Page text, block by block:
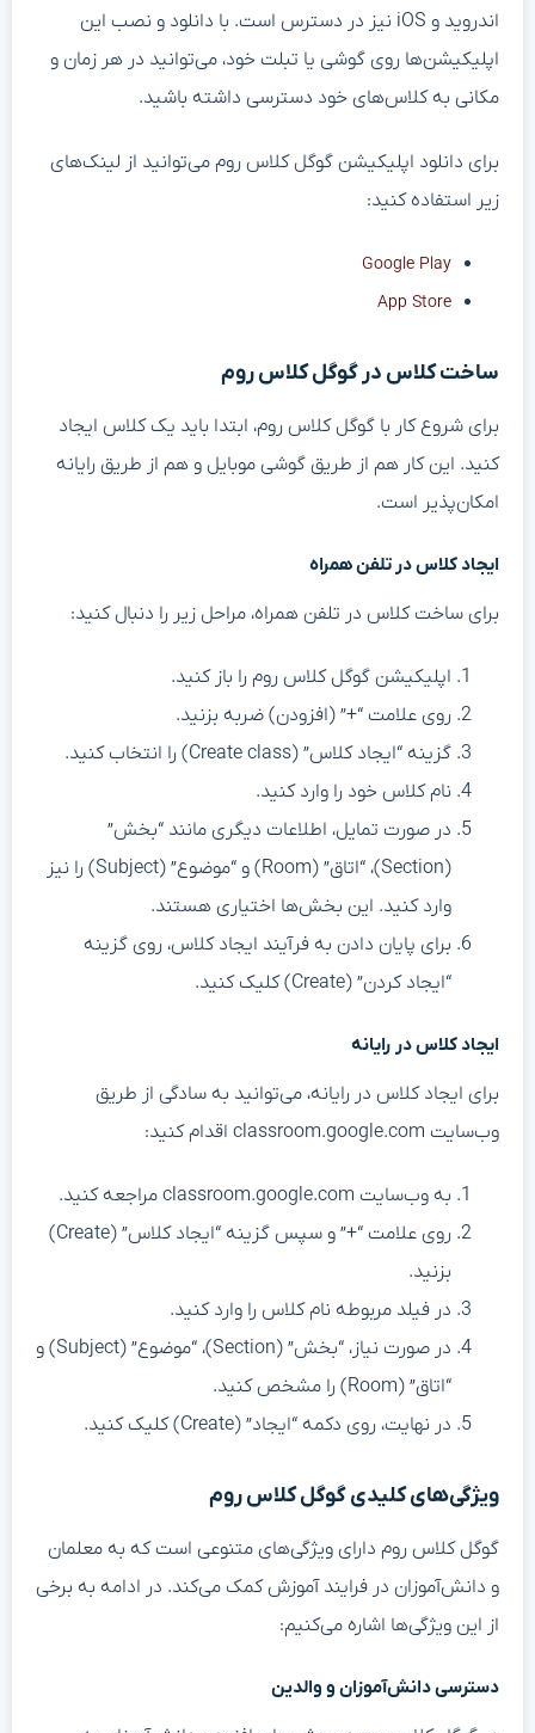
اندروید و iOS نیز در دسترس است. با دانلود و نصب این
اپلیکیشن‌ها روی گوشی یا تبلت خود، می‌توانید در هر زمان و
مکانی به کلاس‌های خود دسترسی داشته باشید.
برای دانلود اپلیکیشن گوگل کلاس روم می‌توانید از لینک‌های
زیر استفاده کنید:
Google Play
App Store
ساخت کلاس در گوگل کلاس روم
برای شروع کار با گوگل کلاس روم، ابتدا باید یک کلاس ایجاد
کنید. این کار هم از طریق گوشی موبایل و هم از طریق رایانه
امکان‌پذیر است.
ایجاد کلاس در تلفن همراه
برای ساخت کلاس در تلفن همراه، مراحل زیر را دنبال کنید:
اپلیکیشن گوگل کلاس روم را باز کنید.
روی علامت “+” (افزودن) ضربه بزنید.
گزینه “ایجاد کلاس” (Create class) را انتخاب کنید.
نام کلاس خود را وارد کنید.
در صورت تمایل، اطلاعات دیگری مانند “بخش”
(Section)، “اتاق” (Room) و “موضوع” (Subject) را نیز
وارد کنید. این بخش‌ها اختیاری هستند.
برای پایان دادن به فرآیند ایجاد کلاس، روی گزینه
“ایجاد کردن” (Create) کلیک کنید.
ایجاد کلاس در رایانه
برای ایجاد کلاس در رایانه، می‌توانید به سادگی از طریق
وب‌سایت classroom.google.com اقدام کنید:
به وب‌سایت classroom.google.com مراجعه کنید.
روی علامت “+” و سپس گزینه “ایجاد کلاس” (Create)
بزنید.
در فیلد مربوطه نام کلاس را وارد کنید.
در صورت نیاز، “بخش” (Section)، “موضوع” (Subject) و
“اتاق” (Room) را مشخص کنید.
در نهایت، روی دکمه “ایجاد” (Create) کلیک کنید.
ویژگی‌های کلیدی گوگل کلاس روم
گوگل کلاس روم دارای ویژگی‌های متنوعی است که به معلمان
و دانش‌آموزان در فرایند آموزش کمک می‌کند. در ادامه به برخی
از این ویژگی‌ها اشاره می‌کنیم:
دسترسی دانش‌آموزان و والدین